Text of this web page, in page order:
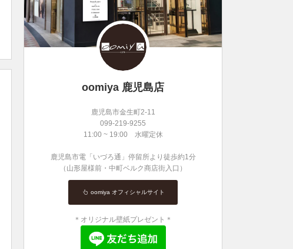
oomiya 鹿児島店
鹿児島市金生町2-11
099-219-9255
11:00 ~ 19:00 水曜定休
鹿児島市電「いづろ通」停留所より徒歩約1分
（山形屋様前・中町ベルク商店街入口）
oomiya オフィシャルサイト
＊オリジナル壁紙プレゼント＊